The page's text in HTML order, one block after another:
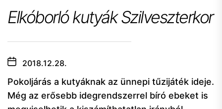
Elkóborló kutyák Szilveszterkor
2018.12.28.
Pokoljárás a kutyáknak az ünnepi tűzijáték ideje.
Még az erősebb idegrendszerrel bíró ebeket is